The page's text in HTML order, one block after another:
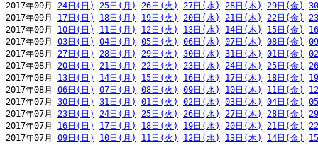
2017年09月 24日(日) 25日(月) 26日(火) 27日(水) 28日(木) 29日(金)
2017年09月 17日(日) 18日(月) 19日(火) 20日(水) 21日(木) 22日(金)
2017年09月 10日(日) 11日(月) 12日(火) 13日(水) 14日(木) 15日(金)
2017年09月 03日(日) 04日(月) 05日(火) 06日(水) 07日(木) 08日(金)
2017年08月 27日(日) 28日(月) 29日(火) 30日(水) 31日(木) 01日(金)
2017年08月 20日(日) 21日(月) 22日(火) 23日(水) 24日(木) 25日(金)
2017年08月 13日(日) 14日(月) 15日(火) 16日(水) 17日(木) 18日(金)
2017年08月 06日(日) 07日(月) 08日(火) 09日(水) 10日(木) 11日(金)
2017年07月 30日(日) 31日(月) 01日(火) 02日(水) 03日(木) 04日(金)
2017年07月 23日(日) 24日(月) 25日(火) 26日(水) 27日(木) 28日(金)
2017年07月 16日(日) 17日(月) 18日(火) 19日(水) 20日(木) 21日(金)
2017年07月 09日(日) 10日(月) 11日(火) 12日(水) 13日(木) 14日(金)